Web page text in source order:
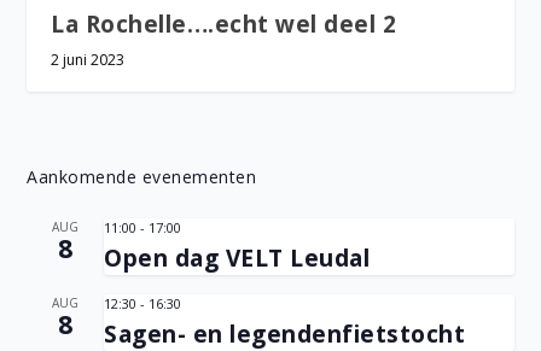
La Rochelle….echt wel deel 2
2 juni 2023
Aankomende evenementen
AUG
8
11:00 - 17:00
Open dag VELT Leudal
AUG
8
12:30 - 16:30
Sagen- en legendenfietstocht